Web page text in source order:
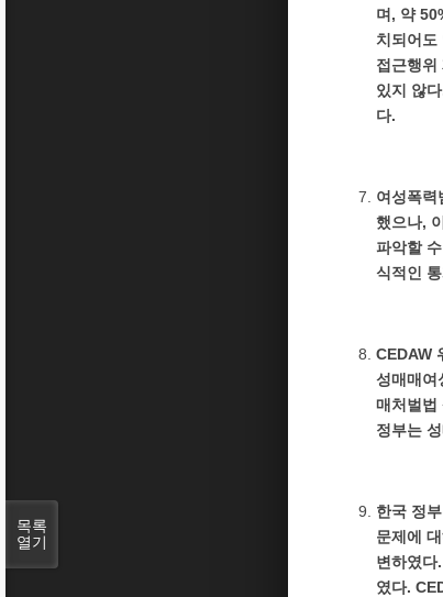
며, 약
치되어도
접근행위
있지 않
다.
여성폭력
했으나,
파악할
식적인
CEDAW
성매매여
매처벌법
정부는
한국 정
문제에
변하였다
였다.
목록
열기